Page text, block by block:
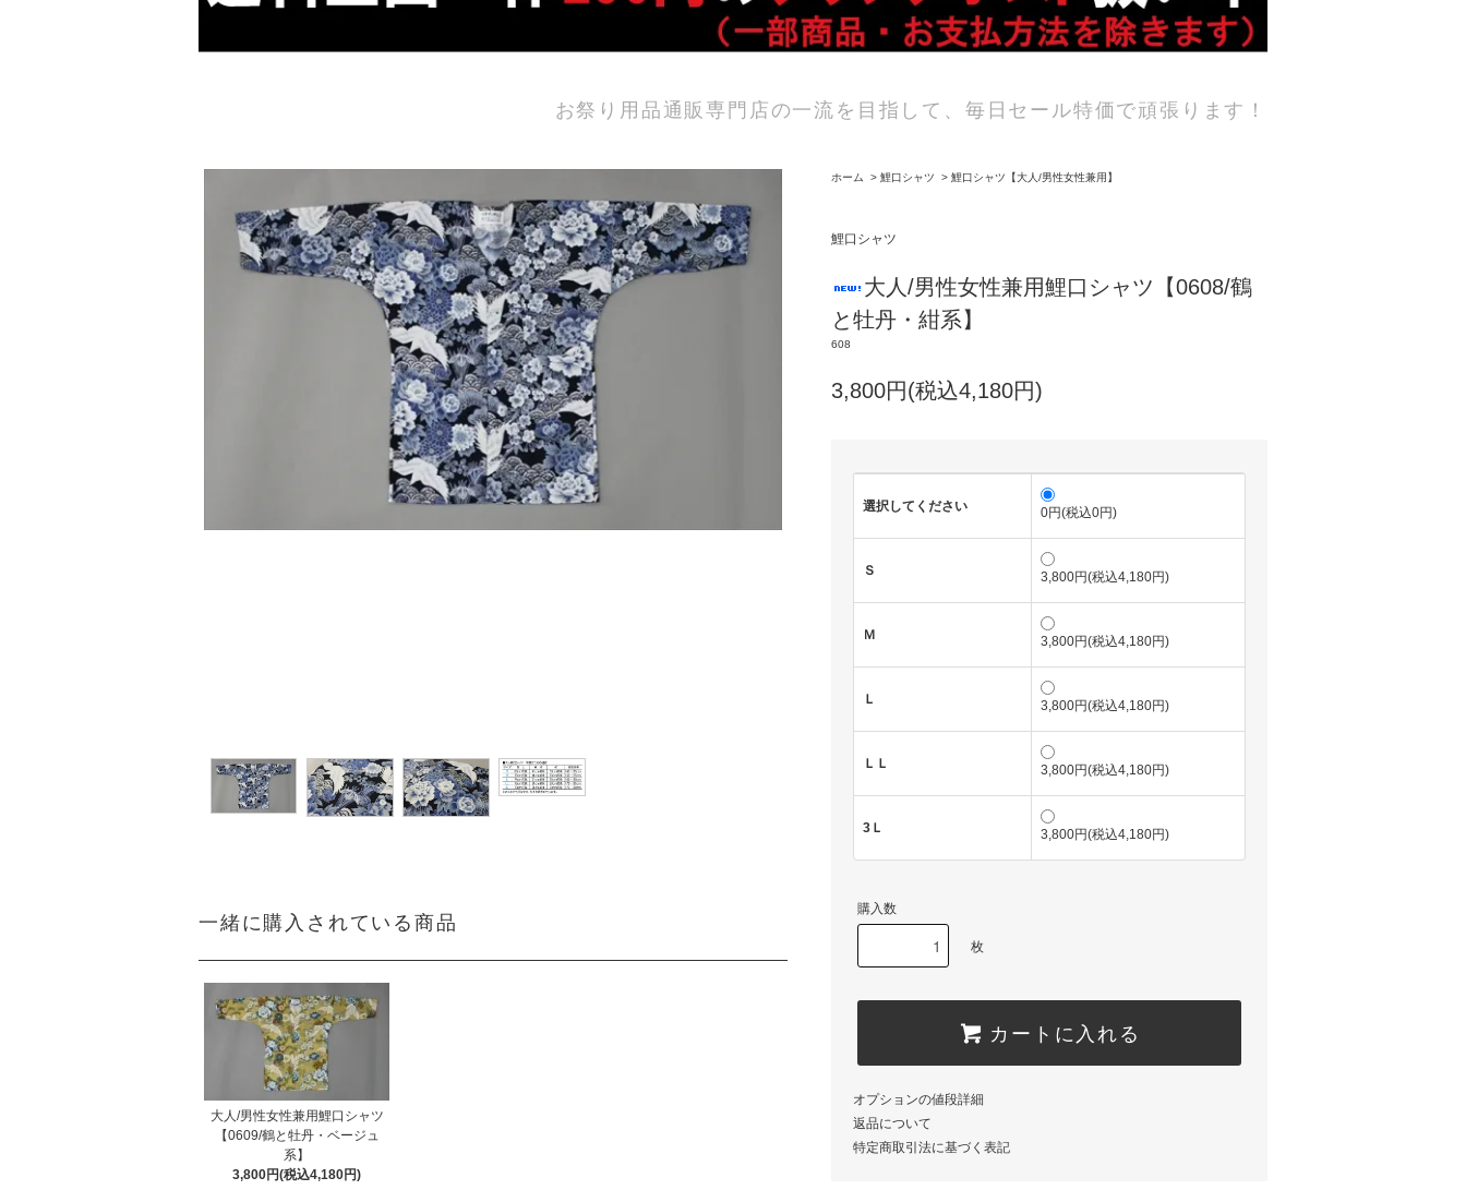
お祭り用品通販専門店の一流を目指して、毎日セール特価で頑張ります！
一緒に購入されている商品
大人/男性女性兼用鯉口シャツ
【0609/鶴と牡丹・ベージュ
系】
3,800円(税込4,180円)
ホーム > 鯉口シャツ > 鯉口シャツ【大人/男性女性兼用】
鯉口シャツ
大人/男性女性兼用鯉口シャツ【0608/鶴
と牡丹・紺系】
608
3,800円(税込4,180円)
選択してください 0円(税込0円)
Ｓ 3,800円(税込4,180円)
Ｍ 3,800円(税込4,180円)
Ｌ 3,800円(税込4,180円)
ＬＬ 3,800円(税込4,180円)
3Ｌ 3,800円(税込4,180円)
購入数
枚
カートに入れる
オプションの値段詳細
返品について
特定商取引法に基づく表記